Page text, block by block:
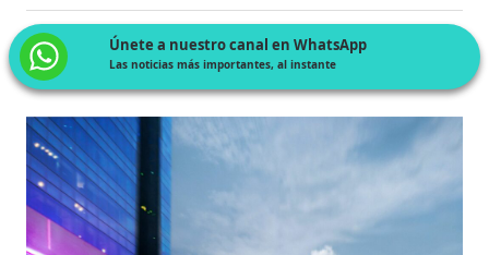
Únete a nuestro canal en WhatsApp
Las noticias más importantes, al instante